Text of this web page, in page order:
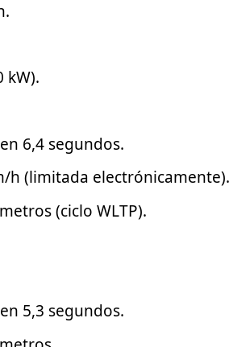
kW).
6,4 segundos.
h (limitada electrónicamente).
(ciclo WLTP).
5,3 segundos.